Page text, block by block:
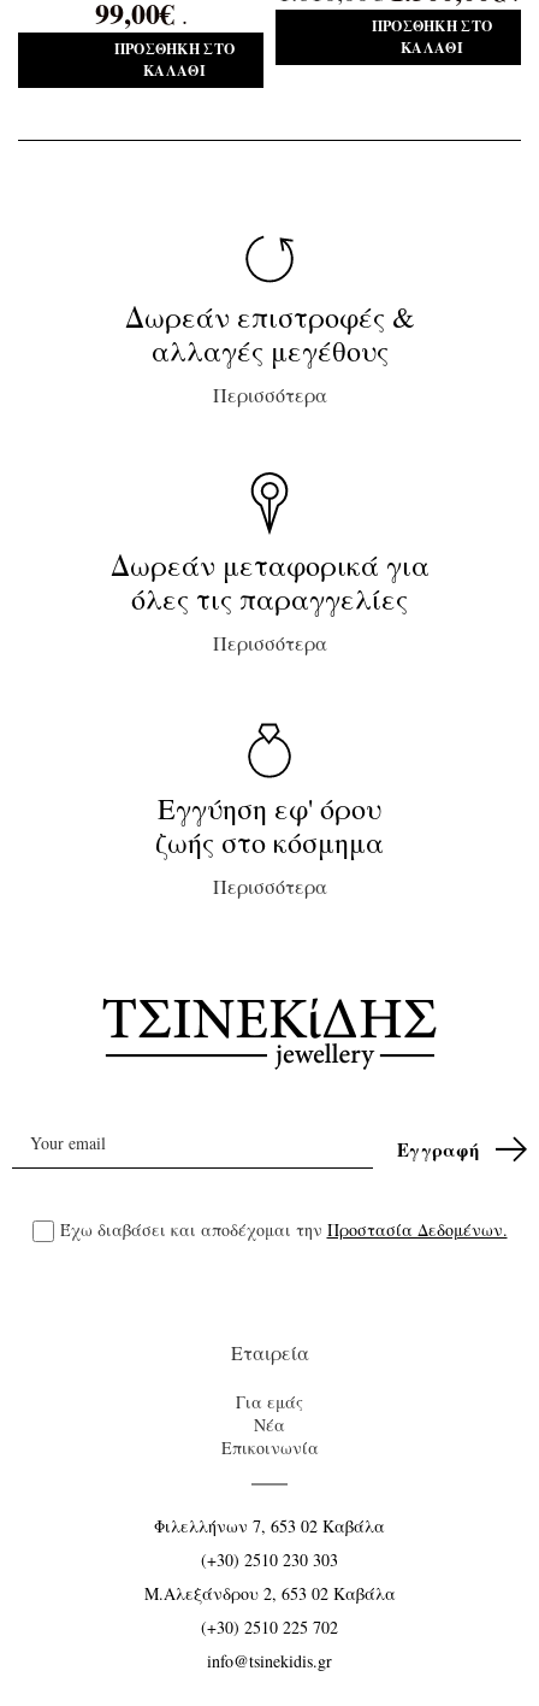
99,00€ .
ΠΡΟΣΘΉΚΗ ΣΤΟ
ΚΑΛΆΘΙ
ΠΡΟΣΘΉΚΗ ΣΤΟ
ΚΑΛΆΘΙ
Δωρεάν επιστροφές &
αλλαγές μεγέθους
Περισσότερα
Δωρεάν μεταφορικά για
όλες τις παραγγελίες
Περισσότερα
Εγγύηση εφ' όρου
ζωής στο κόσμημα
Περισσότερα
Έχω διαβάσει και αποδέχομαι την Προστασία Δεδομένων.
Εταιρεία
Για εμάς
Νέα
Επικοινωνία
Φιλελλήνων 7, 653 02 Καβάλα
(+30) 2510 230 303
Μ.Αλεξάνδρου 2, 653 02 Καβάλα
(+30) 2510 225 702
info@tsinekidis.gr